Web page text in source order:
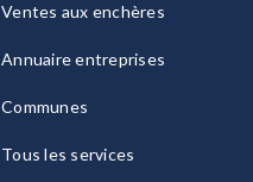
Ventes aux enchères
Annuaire entreprises
Communes
Tous les services